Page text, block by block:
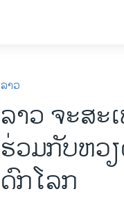
ລາວ
ລາວ ຈະສ
ຮ່ວມ​ກັບຫວ
ດົກ​ໂລກ